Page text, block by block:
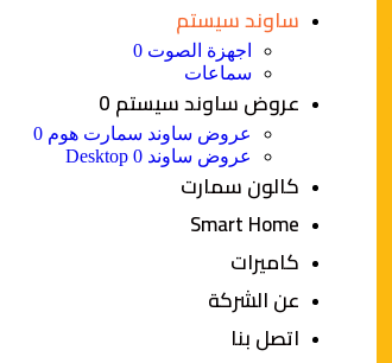
ساوند سيستم
اجهزة الصوت 0
سماعات
عروض ساوند سيستم 0
عروض ساوند سمارت هوم 0
عروض ساوند Desktop 0
كالون سمارت
Smart Home
كاميرات
عن الشركة
اتصل بنا